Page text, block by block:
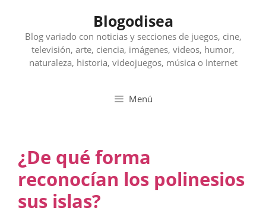
contenido
Blogodisea
Blog variado con noticias y secciones de juegos, cine,
televisión, arte, ciencia, imágenes, videos, humor,
naturaleza, historia, videojuegos, música o Internet
Menú
¿De qué forma
reconocían los polinesios
sus islas?